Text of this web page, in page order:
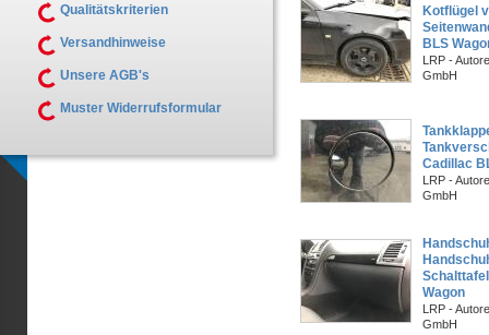
Kotflügel
BLS
LRP -
GmbH
Cadillac
LRP -
GmbH
Wagon
LRP -
GmbH
Qualitätskriterien
Versandhinweise
Unsere AGB's
Muster Widerrufsformular